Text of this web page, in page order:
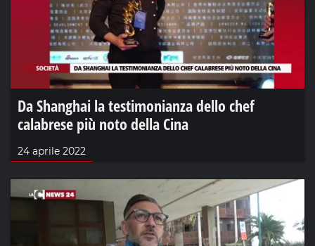
Da Shanghai la testimonianza dello chef
calabrese più noto della Cina
24 aprile 2022